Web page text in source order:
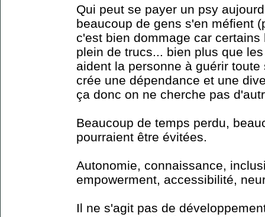
Qui peut se payer un psy
beaucoup de gens s'en méfient
c'est bien dommage car
plein de trucs... bien plus que
aident la personne à guérir
crée une dépendance et une
ça donc on ne cherche pas
Beaucoup de temps perdu,
pourraient être évitées.
Autonomie, connaissance,
empowerment, accessibilité,
Il ne s'agit pas de